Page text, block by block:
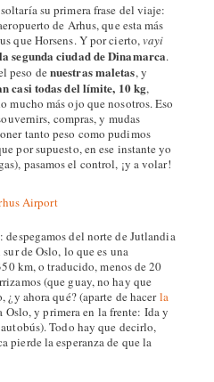
su primera frase del viaje:
de Arhus, que esta más
que Horsens. Y por cierto,vayi
segunda ciudad de Dinamarca.
peso denuestras maletas, y
casi todas del límite, 10 kg,
mucho más ojo que nosotros. Eso
compras, y mudas
tanto peso como pudimos
por supuesto, en ese instante yo
pasamos el control, ¡y a volar!
del norte de Jutlandia
de Oslo, lo que es una
km, o traducido, menos de 20
(que guay, no hay que
¿y ahora qué? (aparte de hacerla
Oslo, y primera en la frente: Ida y
Todo hay que decirlo,
pierde la esperanza de que la